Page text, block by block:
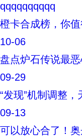
qqqqqqqqqq
橙卡合成榜，你值
10-06
盘点炉石传说最
09-29
“发现”机制调整
09-13
可以放心合了！